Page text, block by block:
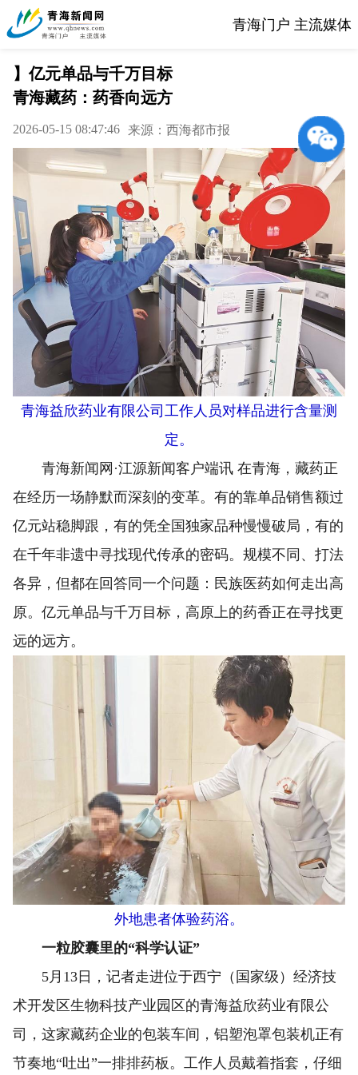
青海门户 主流媒体
】亿元单品与千万目标
青海藏药：药香向远方
2026-05-15 08:47:46 来源：西海都市报
青海益欣药业有限公司工作人员对样品进行含量测
定。
青海新闻网·江源新闻客户端讯 在青海，藏药正
在经历一场静默而深刻的变革。有的靠单品销售额过
亿元站稳脚跟，有的凭全国独家品种慢慢破局，有的
在千年非遗中寻找现代传承的密码。规模不同、打法
各异，但都在回答同一个问题：民族医药如何走出高
原。亿元单品与千万目标，高原上的药香正在寻找更
远的远方。
外地患者体验药浴。
一粒胶囊里的“科学认证”
5月13日，记者走进位于西宁（国家级）经济技
术开发区生物科技产业园区的青海益欣药业有限公
司，这家藏药企业的包装车间，铝塑泡罩包装机正有
节奏地“吐出”一排排药板。工作人员戴着指套，仔细